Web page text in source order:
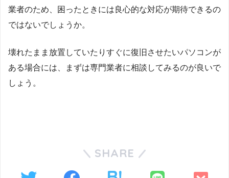
業者のため、困ったときには良心的な対応が期待できるの
ではないでしょうか。
壊れたまま放置していたりすぐに復旧させたいパソコンが
ある場合には、まずは専門業者に相談してみるのが良いで
しょう。
SHARE